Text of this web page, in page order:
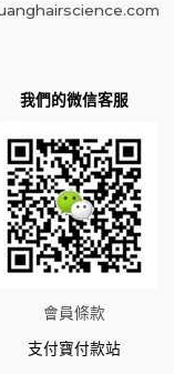
我們的微信客服
會員條款
支付寶付款站